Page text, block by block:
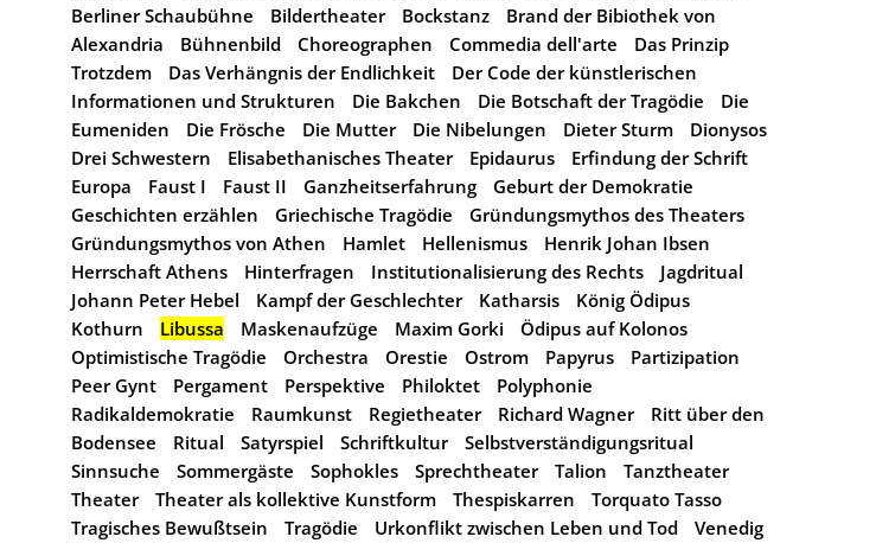
Berliner Schaubühne
Bildertheater Bockstanz
Brand der Bibiothek von
Alexandria
Bühnenbild Choreographen Commedia dell'arte
Das Prinzip
Trotzdem
Das Verhängnis der Endlichkeit
Der Code der künstlerischen
Informationen und Strukturen
Die Bakchen Die Botschaft der Tragödie
Die
Eumeniden
Die Frösche Die Mutter Die Nibelungen Dieter Sturm
Dionysos
Drei Schwestern
Elisabethanisches Theater Epidaurus
Erfindung der Schrift
Europa
Faust I Faust II Ganzheitserfahrung
Geburt der Demokratie
Geschichten erzählen
Griechische Tragödie
Gründungsmythos des Theaters
Gründungsmythos von Athen
Hamlet Hellenismus
Henrik Johan Ibsen
Herrschaft Athens
Hinterfragen Institutionalisierung des Rechts
Jagdritual
Johann Peter Hebel
Kampf der Geschlechter Katharsis
König Ödipus
Kothurn
Libussa Maskenaufzüge Maxim Gorki
Ödipus auf Kolonos
Optimistische Tragödie
Orchestra Orestie Ostrom Papyrus
Partizipation
Peer Gynt
Pergament Perspektive Philoktet
Polyphonie
Radikaldemokratie
Raumkunst Regietheater Richard Wagner
Ritt über den
Bodensee
Ritual Satyrspiel Schriftkultur
Selbstverständigungsritual
Sinnsuche
Sommergäste Sophokles Sprechtheater Talion
Tanztheater
Theater
Theater als kollektive Kunstform Thespiskarren
Torquato Tasso
Tragisches Bewußtsein
Tragödie Urkonflikt zwischen Leben und Tod
Venedig